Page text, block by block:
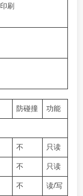
刷
防碰撞 功能
不 只读
不 只读
不 读/写